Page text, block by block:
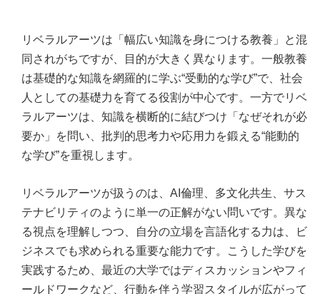
リベラルアーツは「幅広い知識を身につける教養」と混
同されがちですが、目的が大きく異なります。一般教養
は基礎的な知識を網羅的に学ぶ“受動的な学び”で、社会
人としての基礎力を育てる役割が中心です。一方でリベ
ラルアーツは、知識を横断的に結びつけ「なぜそれが必
要か」を問い、批判的思考力や応用力を鍛える“能動的
な学び”を重視します。
リベラルアーツが扱うのは、AI倫理、多文化共生、サス
テナビリティのように単一の正解がない問いです。異な
る視点を理解しつつ、自分の立場を言語化する力は、ビ
ジネスでも求められる重要な能力です。こうした学びを
実践するため、最近の大学ではディスカッションやフィ
ールドワークなど、行動を伴う学習スタイルが広がって